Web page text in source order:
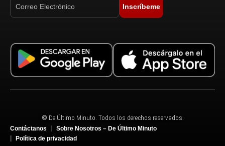
Inscríbeme
© De Último Minuto. Todos los derechos reservados.
Contáctanos
Sobre Nosotros – De Último Minuto
Política de privacidad